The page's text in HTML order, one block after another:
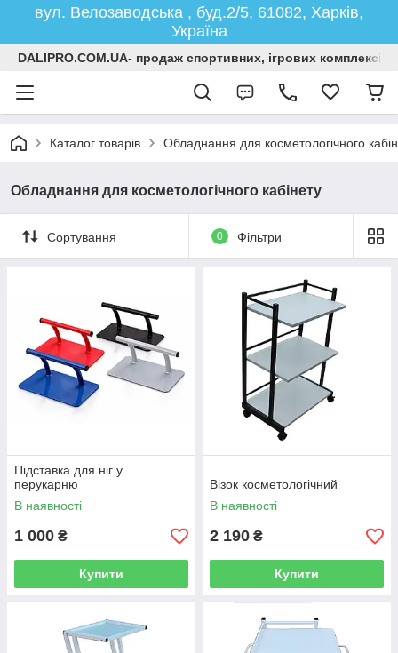
вул. Велозаводська , буд.2/5, 61082, Харків,
Україна
DALIPRO.COM.UA- продаж спортивних, ігрових
Каталог товарів Обладнання для косметологічного
Обладнання для косметологічного кабінету
Сортування 0 Фільтри
Підставка для ніг у
перукарню
В наявності
1 000 ₴
Купити
Візок косметологічний
В наявності
2 190 ₴
Купити